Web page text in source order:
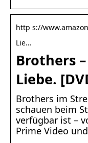
http s://
Lie…
Brothers
Liebe.
Brothers im
schauen beim
verfügbar ist –
Prime Video